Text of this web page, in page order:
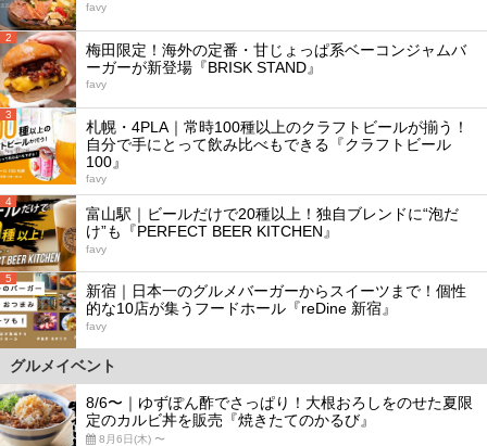
favy
2
梅田限定！海外の定番・甘じょっぱ系ベーコンジャムバ
ーガーが新登場『BRISK STAND』
favy
3
札幌・4PLA｜常時100種以上のクラフトビールが揃う！
自分で手にとって飲み比べもできる『クラフトビール
100』
favy
4
富山駅｜ビールだけで20種以上！独自ブレンドに“泡だ
け”も『PERFECT BEER KITCHEN』
favy
5
新宿｜日本一のグルメバーガーからスイーツまで！個性
的な10店が集うフードホール『reDine 新宿』
favy
グルメイベント
8/6〜｜ゆずぽん酢でさっぱり！大根おろしをのせた夏限
定のカルビ丼を販売『焼きたてのかるび』
8月6日(木) 〜